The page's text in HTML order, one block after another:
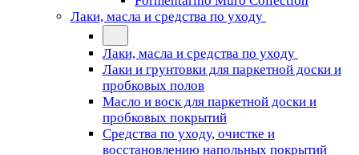
Лаки, масла и средства по уходу
Лаки, масла и средства по уходу
Лаки и грунтовки для паркетной доски и
пробковых полов
Масло и воск для паркетной доски и
пробковых покрытий
Средства по уходу, очистке и
восстановлению напольных покрытий